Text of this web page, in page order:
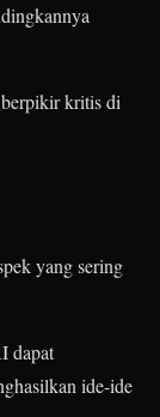
kritis di
yang sering
dapat
ide-ide